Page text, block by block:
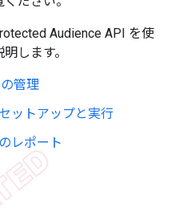
Audience API を使
します。
管理
ットアップと実行
レポート